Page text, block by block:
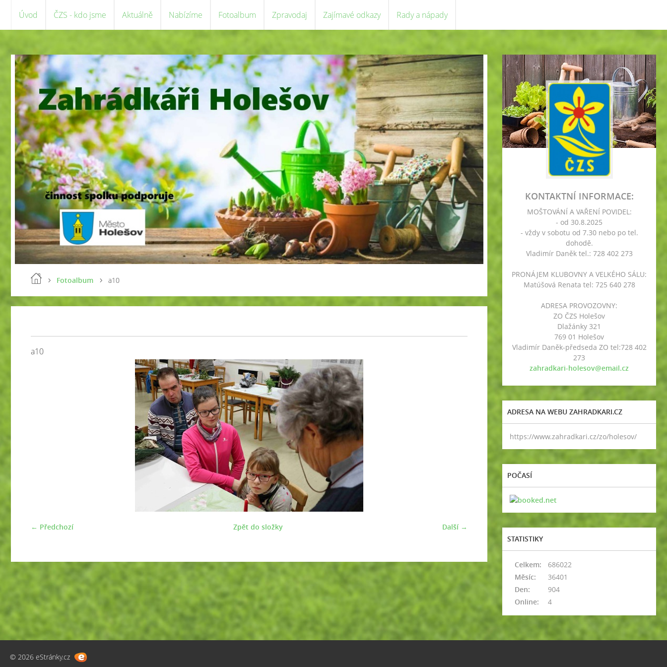
Úvod ČZS - kdo jsme Aktuálně Nabízíme Fotoalbum Zpravodaj Zajímavé odkazy Rady a nápady
Fotoalbum a10
a10
← Předchozí Další →
Zpět do složky
KONTAKTNÍ INFORMACE:
MOŠTOVÁNÍ A VAŘENÍ POVIDEL:
- od 30.8.2025
- vždy v sobotu od 7.30 nebo po tel.
dohodě.
Vladimír Daněk tel.: 728 402 273
PRONÁJEM KLUBOVNY A VELKÉHO SÁLU:
Matúšová Renata tel: 725 640 278
ADRESA PROVOZOVNY:
ZO ČZS Holešov
Dlažánky 321
769 01 Holešov
Vladimír Daněk-předseda ZO tel:728 402
273
zahradkari-holesov@email.cz
ADRESA NA WEBU ZAHRADKARI.CZ
https://www.zahradkari.cz/zo/holesov/
POČASÍ
STATISTIKY
Online: 4
Celkem:
686022
Měsíc:
36401
Den:
904
© 2026 eStránky.cz